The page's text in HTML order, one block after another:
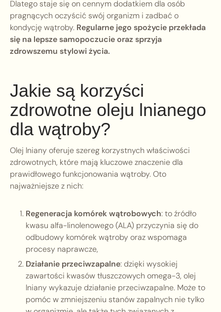
Dlatego staje się on cennym dodatkiem dla osób
pragnących oczyścić swój organizm i zadbać o
kondycję wątroby. Regularne jego spożycie przekłada
się na lepsze samopoczucie oraz sprzyja
zdrowszemu stylowi życia.
Jakie są korzyści
zdrowotne oleju lnianego
dla wątroby?
Olej lniany oferuje szereg korzystnych właściwości
zdrowotnych, które mają kluczowe znaczenie dla
prawidłowego funkcjonowania wątroby. Oto
najważniejsze z nich:
Regeneracja komórek wątrobowych: to źródło
kwasu alfa-linolenowego (ALA) przyczynia się do
odbudowy komórek wątroby oraz wspomaga
procesy naprawcze,
Działanie przeciwzapalne: dzięki wysokiej
zawartości kwasów tłuszczowych omega-3, olej
lniany wykazuje działanie przeciwzapalne. Może to
pomóc w zmniejszeniu stanów zapalnych nie tylko